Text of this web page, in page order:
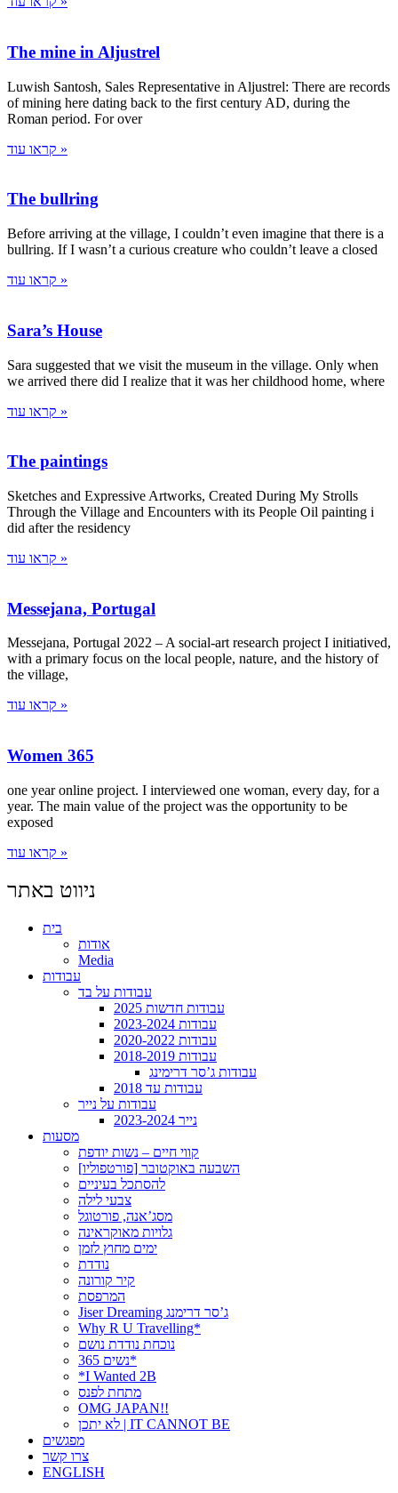
The mine in Aljustrel
Luwish Santosh, Sales Representative in Aljustrel: There are records
of mining here dating back to the first century AD, during the
Roman period. For over
קראו עוד »
The bullring
Before arriving at the village, I couldn’t even imagine that there is a
bullring. If I wasn’t a curious creature who couldn’t leave a closed
קראו עוד »
Sara’s House
Sara suggested that we visit the museum in the village. Only when
we arrived there did I realize that it was her childhood home, where
קראו עוד »
The paintings
Sketches and Expressive Artworks, Created During My Strolls
Through the Village and Encounters with its People Oil painting i
did after the residency
קראו עוד »
Messejana, Portugal
Messejana, Portugal 2022 – A social-art research project I initiatived,
with a primary focus on the local people, nature, and the history of
the village,
קראו עוד »
Women 365
one year online project. I interviewed one woman, every day, for a
year. The main value of the project was the opportunity to be
exposed
קראו עוד »
ניווט באתר
בית
אודות
Media
עבודות
עבודות על בד
עבודות חדשות 2025
עבודות 2023-2024
עבודות 2020-2022
עבודות 2018-2019
עבודות ג’סר דרימינג
עבודות עד 2018
עבודות על נייר
נייר 2023-2024
מסעות
קווי חיים – נשות יודפת
[פורטפוליו] השבעה באוקטובר
להסתכל בעיניים
צבעי לילה
מסג’אנה, פורטוגל
גלויות מאוקראינה
ימים מחוץ לזמן
נודדת
קיר קורונה
המרפסת
Jiser Dreaming ג’סר דרימנג
Why R U Travelling*
נוכחת נודדת נושם
נשים 365*
*I Wanted 2B
מתחת לפנס
OMG JAPAN!!
לא יתכן | IT CANNOT BE
מפגשים
צרו קשר
ENGLISH